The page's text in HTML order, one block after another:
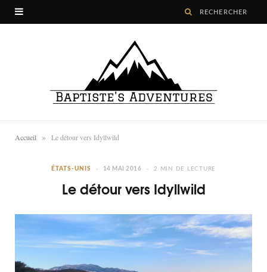
Accueil » Le détour vers Idyllwild
ÉTATS-UNIS 14 MAI 2016 2 MIN DE LECTURE
Le détour vers Idyllwild